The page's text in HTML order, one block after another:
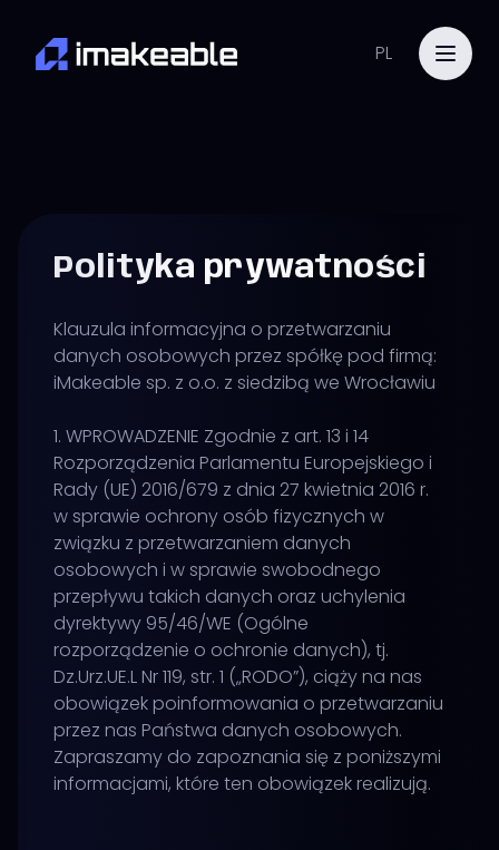
PL
Polityka prywatności
Klauzula informacyjna o przetwarzaniu
danych osobowych przez spółkę pod firmą:
iMakeable sp. z o.o. z siedzibą we Wrocławiu
1. WPROWADZENIE Zgodnie z art. 13 i 14
Rozporządzenia Parlamentu Europejskiego i
Rady (UE) 2016/679 z dnia 27 kwietnia 2016 r.
w sprawie ochrony osób fizycznych w
związku z przetwarzaniem danych
osobowych i w sprawie swobodnego
przepływu takich danych oraz uchylenia
dyrektywy 95/46/WE (Ogólne
rozporządzenie o ochronie danych), tj.
Dz.Urz.UE.L Nr 119, str. 1 („RODO”), ciąży na nas
obowiązek poinformowania o przetwarzaniu
przez nas Państwa danych osobowych.
Zapraszamy do zapoznania się z poniższymi
informacjami, które ten obowiązek realizują.